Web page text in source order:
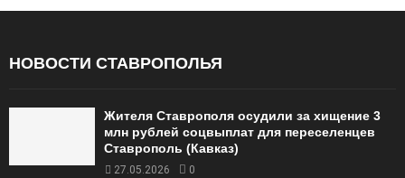
НОВОСТИ СТАВРОПОЛЬЯ
Жителя Ставрополя осудили за хищение 3
млн рублей соцвыплат для переселенцев
Ставрополь (Кавказ)
27.05.2026 0